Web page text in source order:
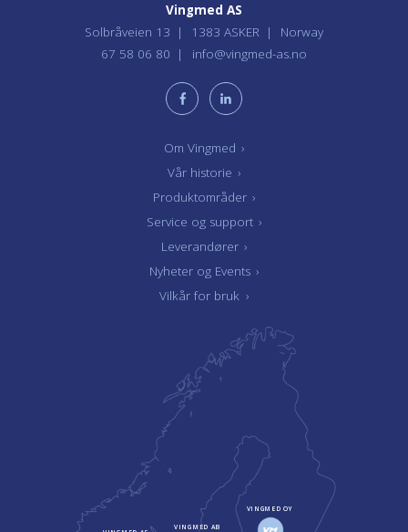
Om Vingmed ›
Vår historie ›
Produktområder ›
Service og support ›
Leverandører ›
Nyheter og Events ›
Vilkår for bruk ›
Vingmed AS
Solbråveien 13
1383 ASKER
Norway
67 58 06 80
info@vingmed-as.no
VINGMED AB
VINGMED OY